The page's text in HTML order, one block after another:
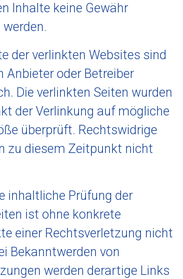
Inhalte keine Gewähr
der verlinkten Websites sind
Anbieter oder Betreiber
Die verlinkten Seiten wurden
der Verlinkung auf mögliche
überprüft. Rechtswidrige
zu diesem Zeitpunkt nicht
inhaltliche Prüfung der
ist ohne konkrete
einer Rechtsverletzung nicht
Bekanntwerden von
werden derartige Links